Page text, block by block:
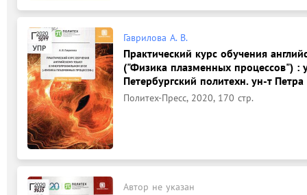
Гаврилова А. В.
Практический курс обучения
("Физика плазменных процессов") :
Петербургский политехн. ун-т
Политех-Пресс, 2020, 170 стр.
Автор не указан